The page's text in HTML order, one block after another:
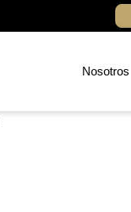
Nosotros